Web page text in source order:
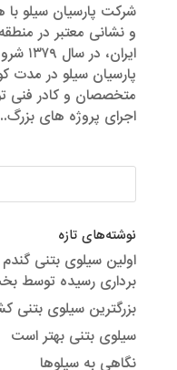
شرکت پارسیان سیلو با
و نشانی معتبر در
پارسیان سیلو در مدت
متخصصان و کادر فنی
اجرای پروژه های
نوشته‌های تازه
اولین سیلوی بتنی گندم
برداری رسیده توسط
بزرگترین سیلوی بتنی
سیلوی بتنی بهتر است
نگاهی به سیلوها